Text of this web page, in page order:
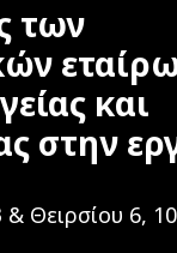
των
και
στην
Θειρσίου 6,